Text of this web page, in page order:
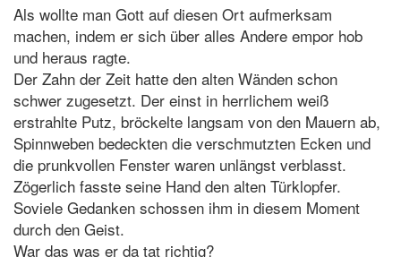
Als wollte man Gott auf diesen Ort aufmerksam
machen, indem er sich über alles Andere empor hob
und heraus ragte.
Der Zahn der Zeit hatte den alten Wänden schon
schwer zugesetzt. Der einst in herrlichem weiß
erstrahlte Putz, bröckelte langsam von den Mauern ab,
Spinnweben bedeckten die verschmutzten Ecken und
die prunkvollen Fenster waren unlängst verblasst.
Zögerlich fasste seine Hand den alten Türklopfer.
Soviele Gedanken schossen ihm in diesem Moment
durch den Geist.
War das was er da tat richtig?